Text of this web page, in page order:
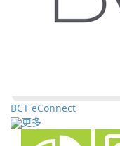
BCT eConnect
更多